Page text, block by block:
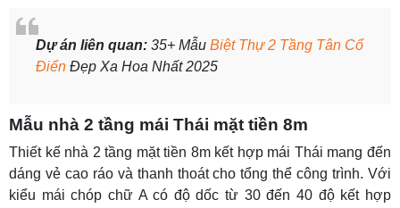
Dự án liên quan: 35+ Mẫu Biệt Thự 2 Tầng Tân Cổ
Điển Đẹp Xa Hoa Nhất 2025
Mẫu nhà 2 tầng mái Thái mặt tiền 8m
Thiết kế nhà 2 tầng mặt tiền 8m kết hợp mái Thái mang đến
dáng vẻ cao ráo và thanh thoát cho tổng thể công trình. Với
kiểu mái chóp chữ A có độ dốc từ 30 đến 40 độ kết hợp